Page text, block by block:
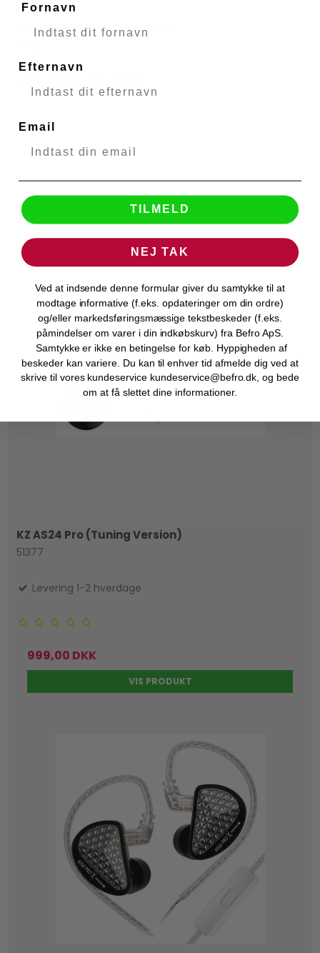
KZ ZSX uden mikrofon - Lilla
KZ Audio
599,00 DKK
KZ AS24 Pro (Tuning Version)
51377
Levering 1-2 hverdage
999,00 DKK
VIS PRODUKT
Fornavn
Efternavn
Email
TILMELD
NEJ TAK
Ved at indsende denne formular giver du samtykke til at
modtage informative (f.eks. opdateringer om din ordre)
og/eller markedsføringsmæssige tekstbeskeder (f.eks.
påmindelser om varer i din indkøbskurv) fra Befro ApS.
Samtykke er ikke en betingelse for køb. Hyppigheden af
beskeder kan variere. Du kan til enhver tid afmelde dig ved at
skrive til vores kundeservice kundeservice@befro.dk, og bede
om at få slettet dine informationer.